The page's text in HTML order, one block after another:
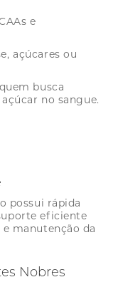
e
açúcares ou
busca
no sangue.
possui rápida
eficiente
manutenção da
Nobres